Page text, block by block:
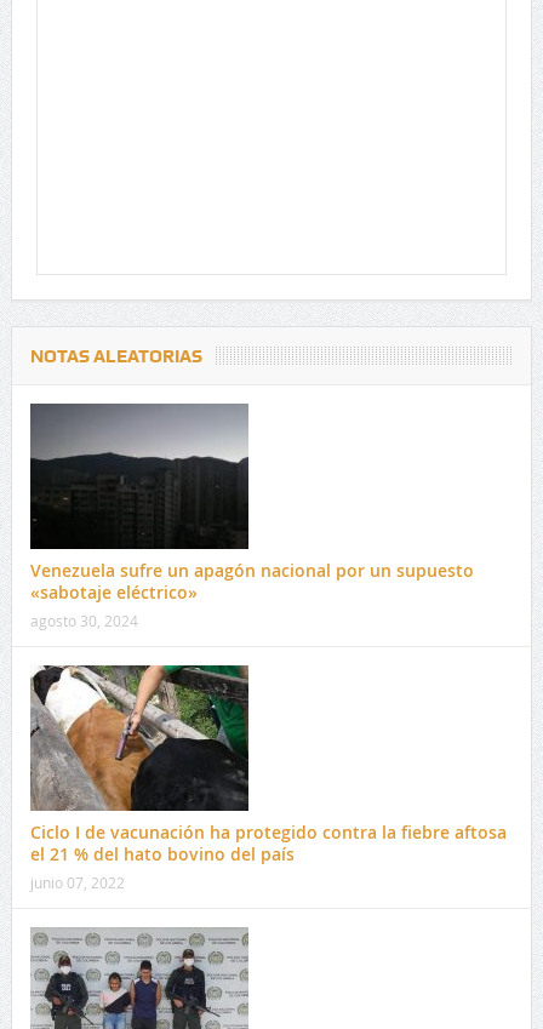
NOTAS ALEATORIAS
Venezuela sufre un apagón nacional por un supuesto
«sabotaje eléctrico»
agosto 30, 2024
Ciclo I de vacunación ha protegido contra la fiebre aftosa
el 21 % del hato bovino del país
junio 07, 2022